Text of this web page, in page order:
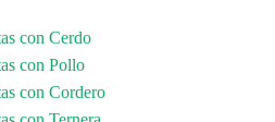
con Cerdo
con Pollo
con Cordero